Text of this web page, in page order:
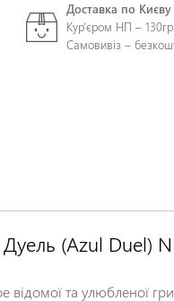
Доставка по Києву
Кур'єром НП –
Самовивіз –
Дуель (Azul Duel)
відомої та улюбленої